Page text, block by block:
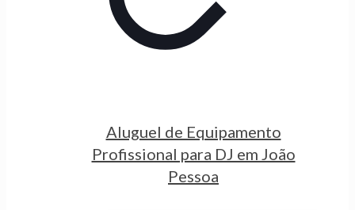
Aluguel de Equipamento
Profissional para DJ em João
Pessoa